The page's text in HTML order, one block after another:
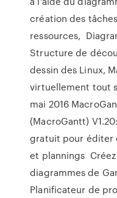
création des
ressources,
Structure de
dessin des Linux,
virtuellement tout
mai 2016
(MacroGantt)
gratuit pour éditer
et plannings
diagrammes de
Planificateur de